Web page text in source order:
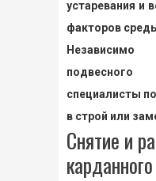
устаревания и
факторов
специалисты
в строй или
Снятие и